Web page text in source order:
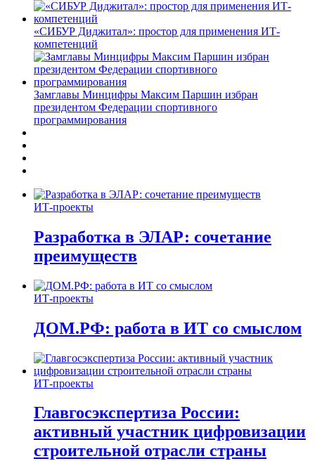
«СИБУР Диджитал»: простор для применения ИТ-
компетенций
Замглавы Минцифры Максим Паршин избран
президентом Федерации спортивного
программирования
ИТ-проекты
Разработка в ЭЛАР: сочетание
преимуществ
ИТ-проекты
ДОМ.РФ: работа в ИТ со смыслом
ИТ-проекты
Главгосэкспертиза России:
активный участник цифровизации
строительной отрасли страны